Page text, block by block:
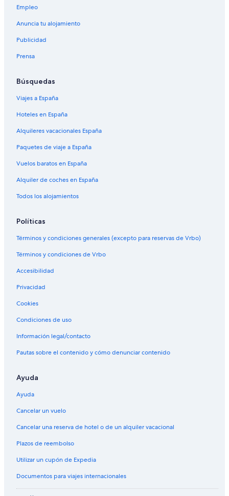
Empleo
Anuncia tu alojamiento
Publicidad
Prensa
Búsquedas
Viajes a España
Hoteles en España
Alquileres vacacionales España
Paquetes de viaje a España
Vuelos baratos en España
Alquiler de coches en España
Todos los alojamientos
Políticas
Términos y condiciones generales (excepto para reservas de Vrbo)
Términos y condiciones de Vrbo
Accesibilidad
Privacidad
Cookies
Condiciones de uso
Información legal/contacto
Pautas sobre el contenido y cómo denunciar contenido
Ayuda
Ayuda
Cancelar un vuelo
Cancelar una reserva de hotel o de un alquiler vacacional
Plazos de reembolso
Utilizar un cupón de Expedia
Documentos para viajes internacionales